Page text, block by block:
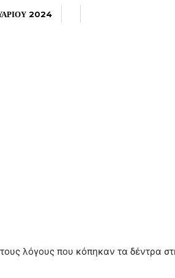
2024
λόγους που κόπηκαν τα δέντρα